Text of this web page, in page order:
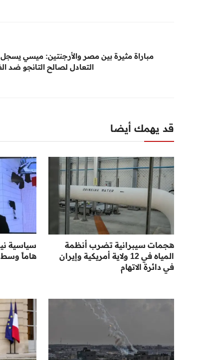
مباراة مثيرة بين مصر والأرجنتين: ميسي
التعادل لصالح التانجو ضد
قد يهمك أيضا
هجمات سيبرانية تضرب أنظمة
المياه في 12 ولاية أمريكية وإيران
في دائرة الاتهام
سياسية
هاماً وسط